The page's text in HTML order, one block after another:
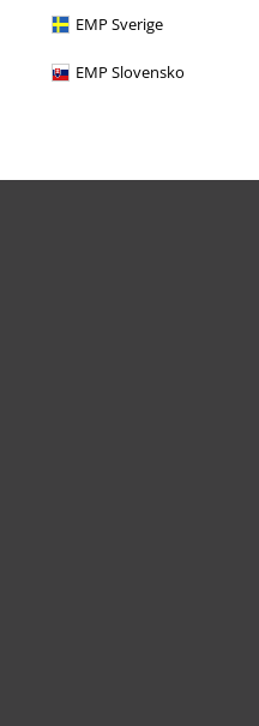
EMP Sverige
EMP Slovensko